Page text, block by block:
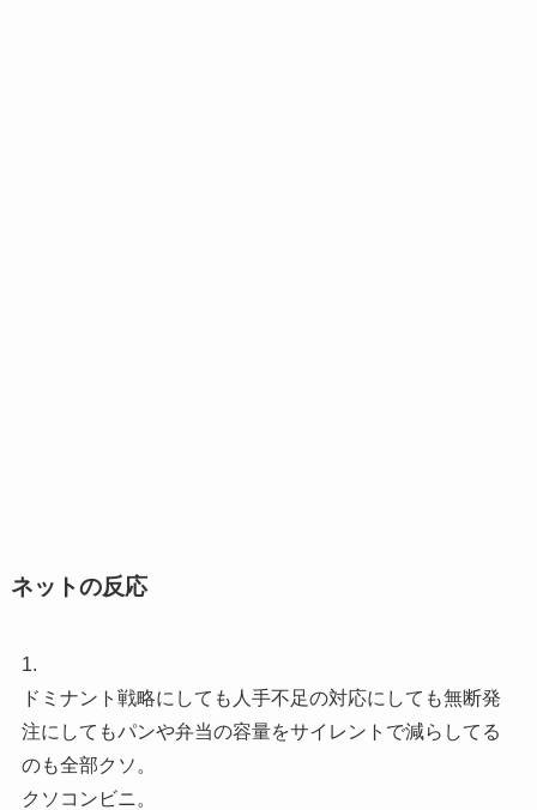
ネットの反応
1.
ドミナント戦略にしても人手不足の対応にしても無断発
注にしてもパンや弁当の容量をサイレントで減らしてる
のも全部クソ。
クソコンビニ。